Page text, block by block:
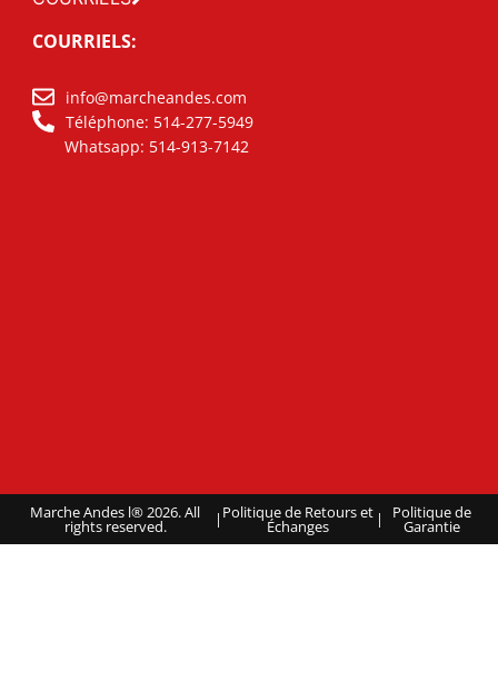
COURRIELS:
info@marcheandes.com
Téléphone: 514-277-5949
Whatsapp: 514-913-7142
Marche Andes l® 2026. All
rights reserved. | Politique de Retours et
Échanges | Politique de
Garantie